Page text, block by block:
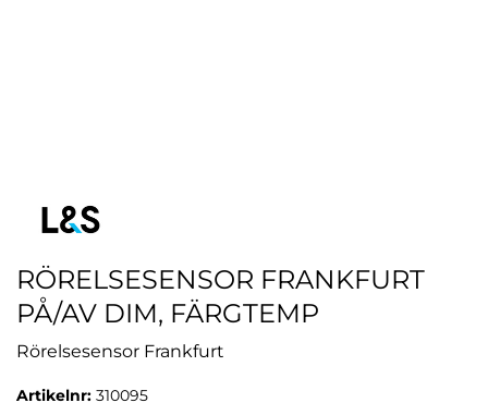
RÖRELSESENSOR FRANKFURT
PÅ/AV DIM, FÄRGTEMP
Rörelsesensor Frankfurt
Artikelnr: 310095